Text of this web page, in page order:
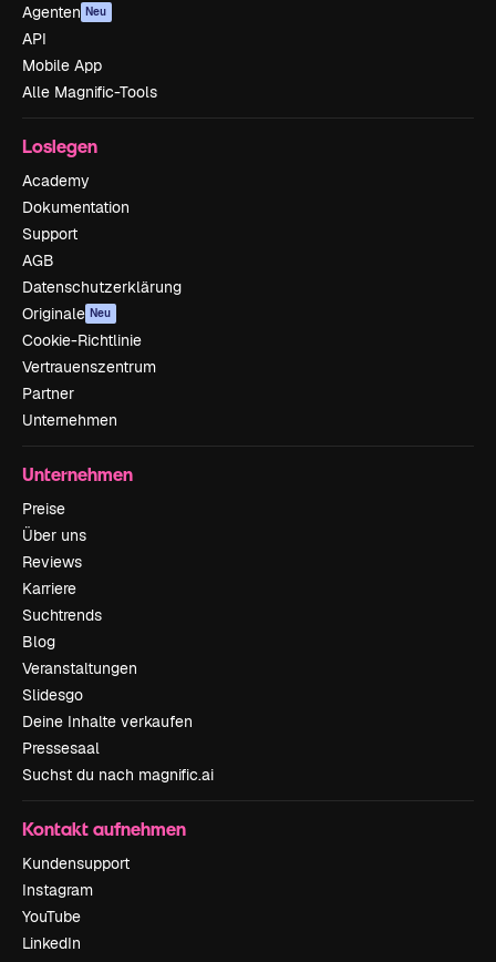
Agenten Neu
API
Mobile App
Alle Magnific-Tools
Loslegen
Academy
Dokumentation
Support
AGB
Datenschutzerklärung
Originale Neu
Cookie-Richtlinie
Vertrauenszentrum
Partner
Unternehmen
Unternehmen
Preise
Über uns
Reviews
Karriere
Suchtrends
Blog
Veranstaltungen
Slidesgo
Deine Inhalte verkaufen
Pressesaal
Suchst du nach magnific.ai
Kontakt aufnehmen
Kundensupport
Instagram
YouTube
LinkedIn